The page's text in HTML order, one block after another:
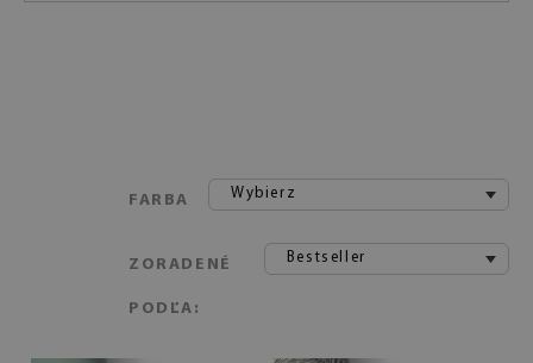
FARBA Wybierz
ZORADENÉ
PODĽA:
Bestseller